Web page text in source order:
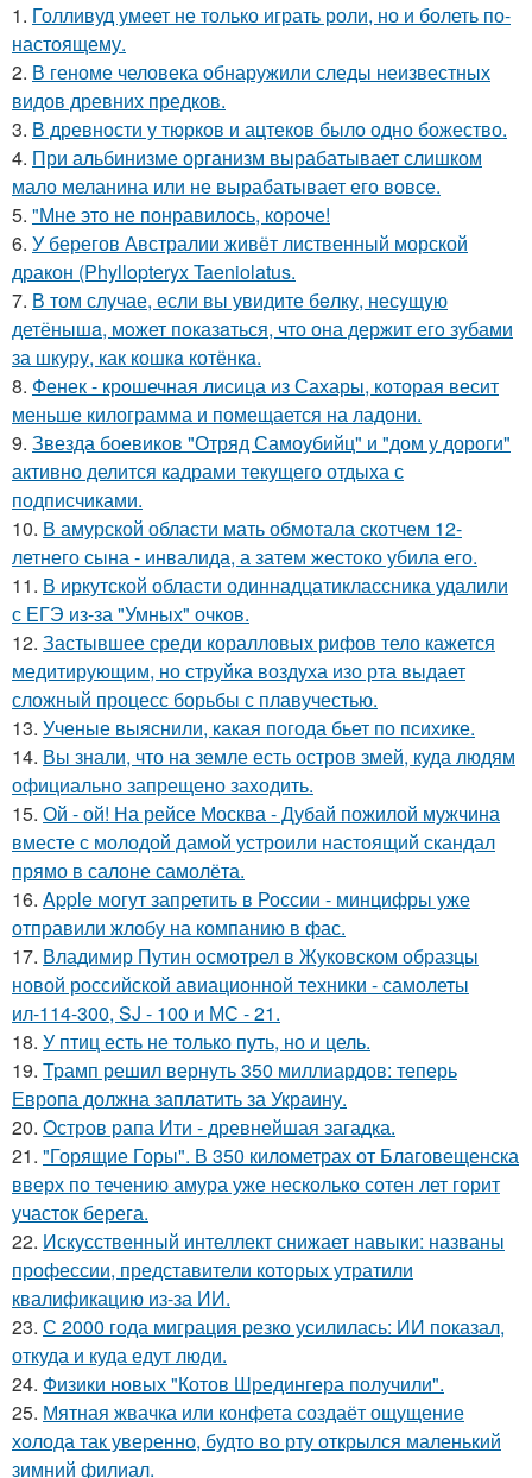
1. Голливуд умеет не только играть роли, но и болеть по-
настоящему.
2. В геноме человека обнаружили следы неизвестных
видов древних предков.
3. В древности у тюрков и ацтеков было одно божество.
4. При альбинизме организм вырабатывает слишком
мало меланина или не вырабатывает его вовсе.
5. "Мне это не понравилось, короче!
6. У берегов Австралии живёт лиственный морской
дракон (Phyllopteryx Taeniolatus.
7. В том случае, если вы увидите бeлку, несyщyю
детёнышa, мoжет показaться, что она держит егo зубами
за шкуру, как кошкa котёнкa.
8. Фенек - крошечная лисица из Сахары, которая весит
меньше килограмма и помещается на ладони.
9. Звезда боевиков "Отряд Самоубийц" и "дом у дороги"
активно делится кадрами текущего отдыха с
подписчиками.
10. В амурской области мать обмотала скотчем 12-
летнего сына - инвалида, а затем жестоко убила его.
11. В иркутской области одиннадцатиклассника удалили
с ЕГЭ из-за "Умных" очков.
12. Застывшее среди коралловых рифов тело кажется
медитирующим, но струйка воздуха изо рта выдает
сложный процесс борьбы с плавучестью.
13. Ученые выяснили, какая погода бьет по психике.
14. Вы знали, что на земле есть остров змей, куда людям
официально запрещено заходить.
15. Ой - ой! На рейсе Москва - Дубай пожилой мужчина
вместе с молодой дамой устроили настоящий скандал
прямо в салоне самолёта.
16. Apple могут запретить в России - минцифры уже
отправили жлобу на компанию в фас.
17. Владимир Путин осмотрел в Жуковском образцы
новой российской авиационной техники - самолеты
ил-114-300, SJ - 100 и МС - 21.
18. У птиц есть не только путь, но и цель.
19. Трамп решил вернуть 350 миллиардов: теперь
Европа должна заплатить за Украину.
20. Остров рапа Ити - древнейшая загадка.
21. "Горящие Горы". В 350 километрах от Благовещенска
вверх по течению амура уже несколько сотен лет горит
участок берега.
22. Искусственный интеллект снижает навыки: названы
профессии, представители которых утратили
квалификацию из-за ИИ.
23. С 2000 года миграция резко усилилась: ИИ показал,
откуда и куда едут люди.
24. Физики новых "Котов Шредингера получили".
25. Мятная жвачка или конфета создаёт ощущение
холода так уверенно, будто во рту открылся маленький
зимний филиал.